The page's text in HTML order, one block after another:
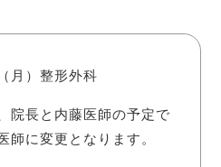
月）整形外科
院長と内藤医師の予定で
師に変更となります。